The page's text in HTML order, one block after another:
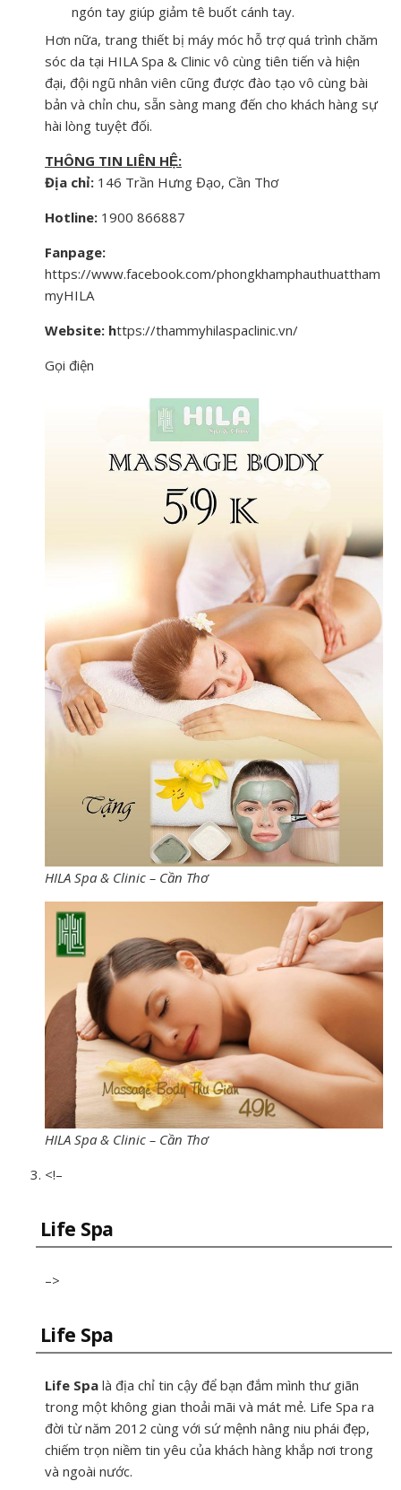
ngón tay giúp giảm tê buốt cánh tay.
Hơn nữa, trang thiết bị máy móc hỗ trợ quá trình chăm
sóc da tại HILA Spa & Clinic vô cùng tiên tiến và hiện
đại, đội ngũ nhân viên cũng được đào tạo vô cùng bài
bản và chỉn chu, sẵn sàng mang đến cho khách hàng sự
hài lòng tuyệt đối.
THÔNG TIN LIÊN HỆ:
Địa chỉ: 146 Trần Hưng Đạo, Cần Thơ
Hotline: 1900 866887
Fanpage:
https://www.facebook.com/phongkhamphauthuattham
myHILA
Website: https://thammyhilaspaclinic.vn/
Gọi điện
HILA Spa & Clinic – Cần Thơ
HILA Spa & Clinic – Cần Thơ
<!–
Life Spa
–>
Life Spa
Life Spa là địa chỉ tin cậy để bạn đắm mình thư giãn
trong một không gian thoải mãi và mát mẻ. Life Spa ra
đời từ năm 2012 cùng với sứ mệnh nâng niu phái đẹp,
chiếm trọn niềm tin yêu của khách hàng khắp nơi trong
và ngoài nước.